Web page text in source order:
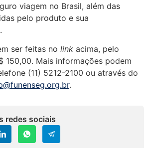
viagem no Brasil, além das
pelo produto e sua
ser feitas no link acima, pelo
150,00. Mais informações podem
(11) 5212-2100 ou através do
.
redes sociais